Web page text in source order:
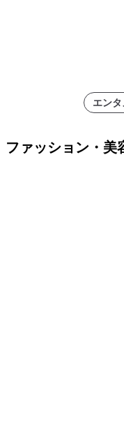
エン
ファッション・美